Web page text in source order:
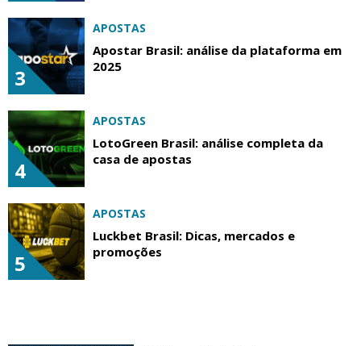
3
APOSTAS
Apostar Brasil: análise da plataforma em
2025
4
APOSTAS
LotoGreen Brasil: análise completa da
casa de apostas
5
APOSTAS
Luckbet Brasil: Dicas, mercados e
promoções